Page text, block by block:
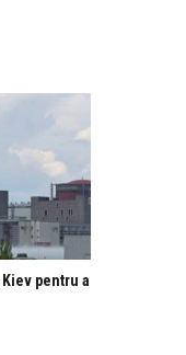
pentru a